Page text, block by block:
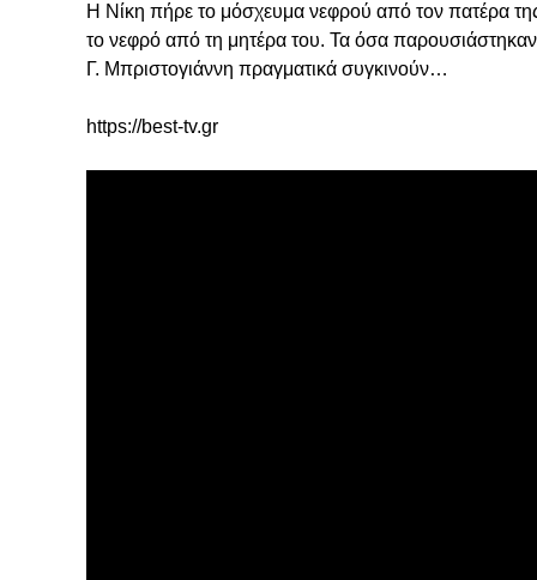
Η Νίκη πήρε το μόσχευμα νεφρού από τον πατέρα
το νεφρό από τη μητέρα του. Τα όσα
Γ. Μπριστογιάννη πραγματικά συγκινούν…
https://best-tv.gr